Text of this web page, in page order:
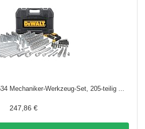
Mechaniker-Werkzeug-Set, 205-teilig ...
247,86 €